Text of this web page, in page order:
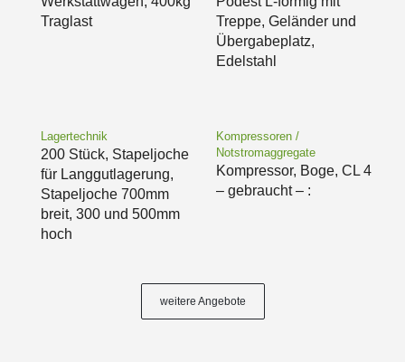
Traglast
Treppe, Geländer und
Übergabeplatz,
Edelstahl
Lagertechnik
200 Stück, Stapeljoche
für Langgutlagerung,
Stapeljoche 700mm
breit, 300 und 500mm
hoch
Kompressoren /
Notstromaggregate
Kompressor, Boge, CL 4
– gebraucht – :
weitere Angebote